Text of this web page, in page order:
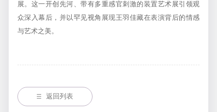
展。这一开创先河、带有多重感官刺激的装置艺术展引领观
众深入幕后，并以罕见视角展现王羽佳藏在表演背后的情感
与艺术之美。
返回列表